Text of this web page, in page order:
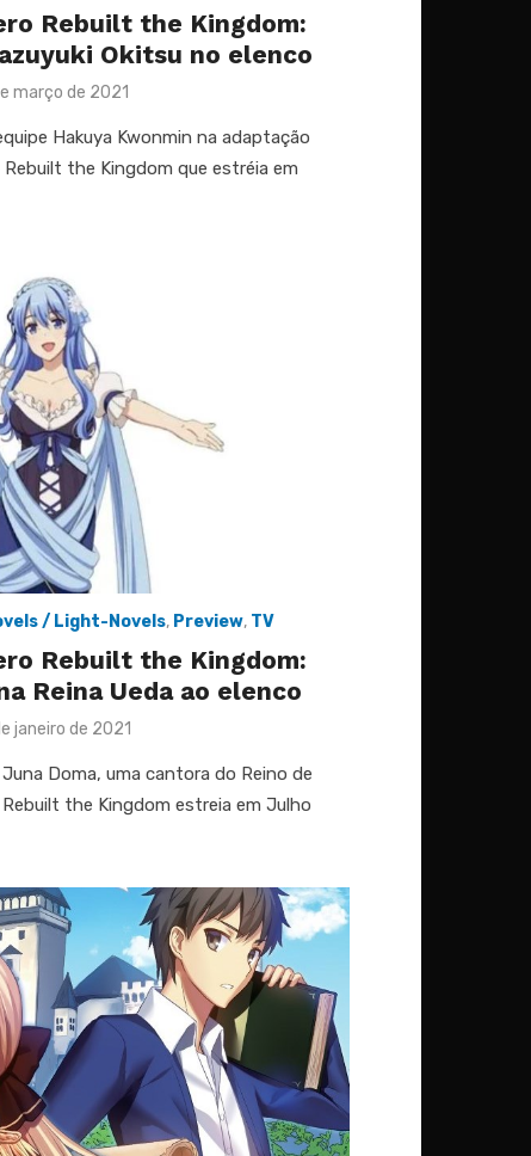
Rebuilt the Kingdom:
Okitsu no elenco
março de 2021
Hakuya Kwonmin na adaptação
the Kingdom que estréia em
/ Light-Novels, Preview, TV
Rebuilt the Kingdom:
Reina Ueda ao elenco
janeiro de 2021
Doma, uma cantora do Reino de
the Kingdom estreia em Julho